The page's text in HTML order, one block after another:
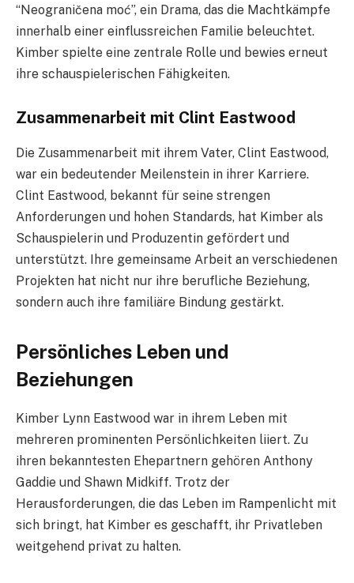
“Neograničena moć”, ein Drama, das die Machtkämpfe
innerhalb einer einflussreichen Familie beleuchtet.
Kimber spielte eine zentrale Rolle und bewies erneut
ihre schauspielerischen Fähigkeiten.
Zusammenarbeit mit Clint Eastwood
Die Zusammenarbeit mit ihrem Vater, Clint Eastwood,
war ein bedeutender Meilenstein in ihrer Karriere.
Clint Eastwood, bekannt für seine strengen
Anforderungen und hohen Standards, hat Kimber als
Schauspielerin und Produzentin gefördert und
unterstützt. Ihre gemeinsame Arbeit an verschiedenen
Projekten hat nicht nur ihre berufliche Beziehung,
sondern auch ihre familiäre Bindung gestärkt.
Persönliches Leben und
Beziehungen
Kimber Lynn Eastwood war in ihrem Leben mit
mehreren prominenten Persönlichkeiten liiert. Zu
ihren bekanntesten Ehepartnern gehören Anthony
Gaddie und Shawn Midkiff. Trotz der
Herausforderungen, die das Leben im Rampenlicht mit
sich bringt, hat Kimber es geschafft, ihr Privatleben
weitgehend privat zu halten.